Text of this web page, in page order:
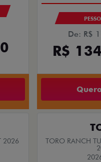
De: R$
R$
2026
TORO RANCH